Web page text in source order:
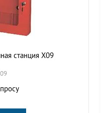
станция X09